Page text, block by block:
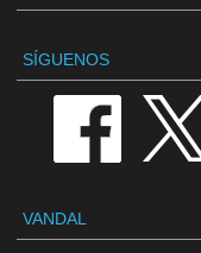
SÍGUENOS
VANDAL